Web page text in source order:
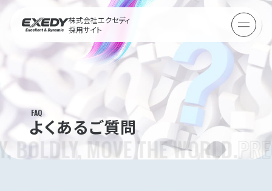
株式会社エクセディ
採用サイト
FAQ
よくあるご質問
BOLDLY, MOVE THE WORLD.